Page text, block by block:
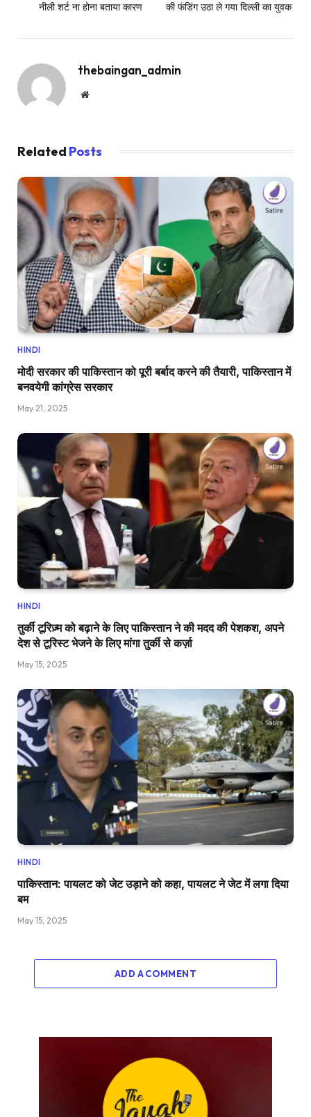
नीली शर्ट ना होना बताया कारण
की फंडिंग उठा ले गया दिल्ली का युवक
thebaingan_admin
Website
Related Posts
HINDI
मोदी सरकार की पाकिस्तान को पूरी बर्बाद करने की तैयारी, पाकिस्तान में
बनवयेगी कांग्रेस सरकार
May 21, 2025
HINDI
तुर्की टूरिज़्म को बढ़ाने के लिए पाकिस्तान ने की मदद की पेशकश, अपने
देश से टूरिस्ट भेजने के लिए मांगा तुर्की से कर्ज़ा
May 15, 2025
HINDI
पाकिस्तान: पायलट को जेट उड़ाने को कहा, पायलट ने जेट में लगा दिया
बम
May 15, 2025
ADD A COMMENT